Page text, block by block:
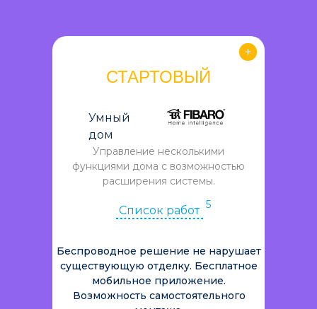
СТАРТОВЫЙ
Управление несколькими
функциями дома с возможностью
расширения системы.
Беспроводное решение не нарушает
существующую отделку. Бесплатное
мобильное приложение.
Возможность самостоятельного
Список работ 5
Умный
дом